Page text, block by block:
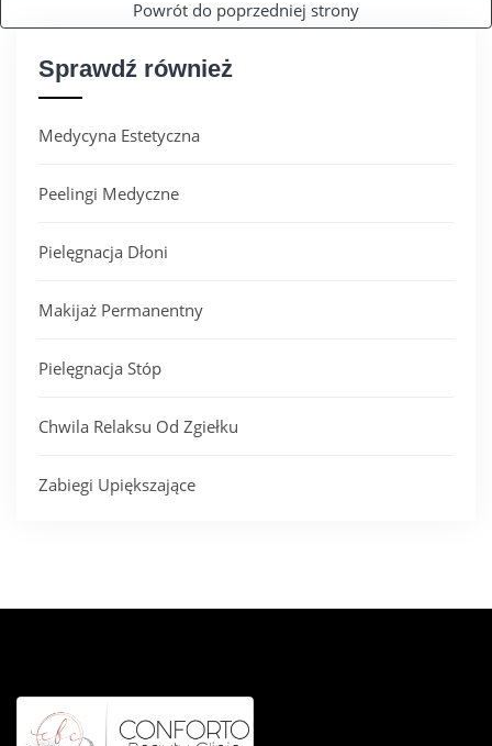
Powrót do poprzedniej strony
Sprawdź również
Medycyna Estetyczna
Peelingi Medyczne
Pielęgnacja Dłoni
Makijaż Permanentny
Pielęgnacja Stóp
Chwila Relaksu Od Zgiełku
Zabiegi Upiększające